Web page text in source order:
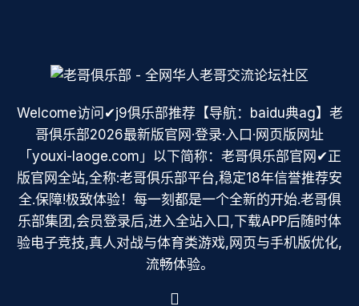
Welcome访问✔j9俱乐部推荐【导航：baidu典ag】老
哥俱乐部2026最新版官网·登录·入口·网页版网址
「youxi-laoge.com」以下简称：老哥俱乐部官网✔正
版官网全站,全称:老哥俱乐部平台,稳定18年信誉推荐安
全.保障!极致体验！每一刻都是一个全新的开始.老哥俱
乐部集团,会员登录后,进入全站入口,下载APP后随时体
验电子竞技,真人对战与体育类游戏,网页与手机版优化,
流畅体验。